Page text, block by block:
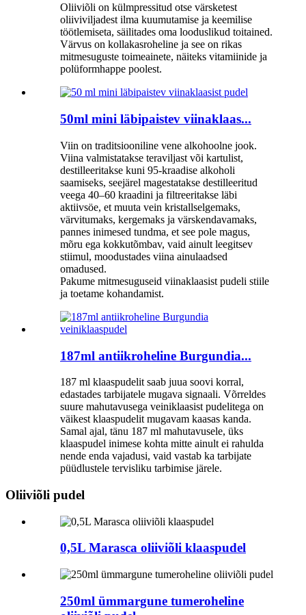
Oliiviõli on külmpressitud otse värsketest
oliiviviljadest ilma kuumutamise ja keemilise
töötlemiseta, säilitades oma looduslikud toitained.
Värvus on kollakasroheline ja see on rikas
mitmesuguste toimeainete, näiteks vitamiinide ja
polüformhappe poolest.
50ml mini läbipaistev viinaklaas...
Viin on traditsiooniline vene alkohoolne jook.
Viina valmistatakse teraviljast või kartulist,
destilleeritakse kuni 95-kraadise alkoholi
saamiseks, seejärel magestatakse destilleeritud
veega 40–60 kraadini ja filtreeritakse läbi
aktiivsöe, et muuta vein kristallselgemaks,
värvitumaks, kergemaks ja värskendavamaks,
pannes inimesed tundma, et see pole magus,
mõru ega kokkutõmbav, vaid ainult leegitsev
stiimul, moodustades viina ainulaadsed
omadused.
Pakume mitmesuguseid viinaklaasist pudeli stiile
ja toetame kohandamist.
187ml antiikroheline Burgundia...
187 ml klaaspudelit saab juua soovi korral,
edastades tarbijatele mugava signaali. Võrreldes
suure mahutavusega veiniklaasist pudelitega on
väikest klaaspudelit mugavam kaasas kanda.
Samal ajal, tänu 187 ml mahutavusele, üks
klaaspudel inimese kohta mitte ainult ei rahulda
nende enda vajadusi, vaid vastab ka tarbijate
püüdlustele tervisliku tarbimise järele.
Oliiviõli pudel
0,5L Marasca oliiviõli klaaspudel
250ml ümmargune tumeroheline